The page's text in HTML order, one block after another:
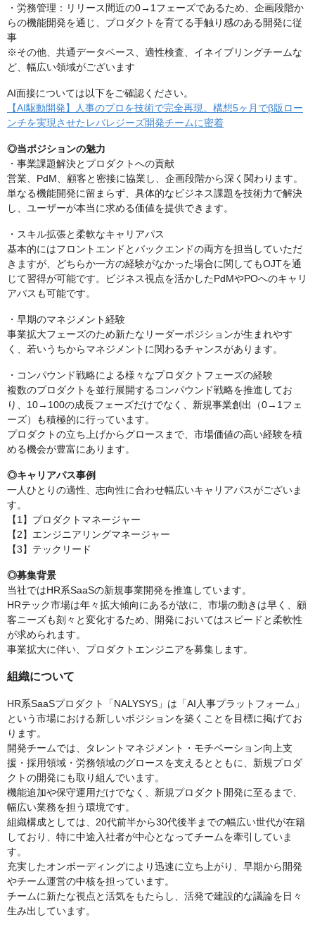
・労務管理：リリース間近の0→1フェーズであるため、企画段階か
らの機能開発を通じ、プロダクトを育てる手触り感のある開発に従
事
※その他、共通データベース、適性検査、イネイブリングチームな
ど、幅広い領域がございます
AI面接については以下をご確認ください。
【AI駆動開発】人事のプロを技術で完全再現。構想5ヶ月でβ版ロー
ンチを実現させたレバレジーズ開発チームに密着
◎当ポジションの魅力
・事業課題解決とプロダクトへの貢献
営業、PdM、顧客と密接に協業し、企画段階から深く関わります。
単なる機能開発に留まらず、具体的なビジネス課題を技術力で解決
し、ユーザーが本当に求める価値を提供できます。
・スキル拡張と柔軟なキャリアパス
基本的にはフロントエンドとバックエンドの両方を担当していただ
きますが、どちらか一方の経験がなかった場合に関してもOJTを通
じて習得が可能です。ビジネス視点を活かしたPdMやPOへのキャリ
アパスも可能です。
・早期のマネジメント経験
事業拡大フェーズのため新たなリーダーポジションが生まれやす
く、若いうちからマネジメントに関わるチャンスがあります。
・コンパウンド戦略による様々なプロダクトフェーズの経験
複数のプロダクトを並行展開するコンパウンド戦略を推進してお
り、10→100の成長フェーズだけでなく、新規事業創出（0→1フェ
ーズ）も積極的に行っています。
プロダクトの立ち上げからグロースまで、市場価値の高い経験を積
める機会が豊富にあります。
◎キャリアパス事例
一人ひとりの適性、志向性に合わせ幅広いキャリアパスがございま
す。
【1】プロダクトマネージャー
【2】エンジニアリングマネージャー
【3】テックリード
◎募集背景
当社ではHR系SaaSの新規事業開発を推進しています。
HRテック市場は年々拡大傾向にあるが故に、市場の動きは早く、顧
客ニーズも刻々と変化するため、開発においてはスピードと柔軟性
が求められます。
事業拡大に伴い、プロダクトエンジニアを募集します。
組織について
HR系SaaSプロダクト「NALYSYS」は「AI人事プラットフォーム」
という市場における新しいポジションを築くことを目標に掲げてお
ります。
開発チームでは、タレントマネジメント・モチベーション向上支
援・採用領域・労務領域のグロースを支えるとともに、新規プロダ
クトの開発にも取り組んでいます。
機能追加や保守運用だけでなく、新規プロダクト開発に至るまで、
幅広い業務を担う環境です。
組織構成としては、20代前半から30代後半までの幅広い世代が在籍
しており、特に中途入社者が中心となってチームを牽引していま
す。
充実したオンボーディングにより迅速に立ち上がり、早期から開発
やチーム運営の中核を担っています。
チームに新たな視点と活気をもたらし、活発で建設的な議論を日々
生み出しています。